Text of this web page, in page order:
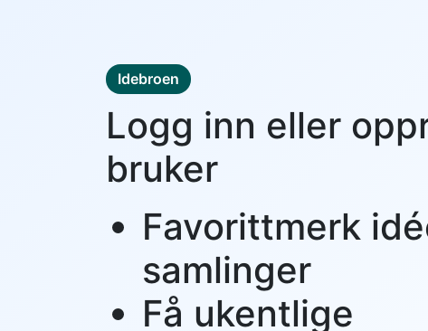
Idebroen
Logg inn eller
bruker
Favorittmerk
samlinger
Få ukentlige